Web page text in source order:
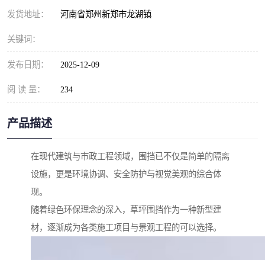
发货地址： 河南省郑州新郑市龙湖镇
关键词：
发布日期： 2025-12-09
阅 读 量： 234
产品描述
在现代建筑与市政工程领域，围挡已不仅是简单的隔离
设施，更是环境协调、安全防护与视觉美观的综合体
现。
随着绿色环保理念的深入，草坪围挡作为一种新型建
材，逐渐成为各类施工项目与景观工程的可以选择。